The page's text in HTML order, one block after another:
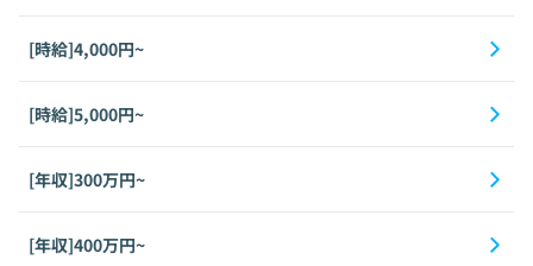
[時給]4,000円~
[時給]5,000円~
[年収]300万円~
[年収]400万円~